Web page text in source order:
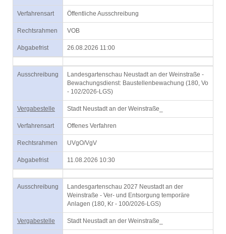
Verfahrensart Öffentliche Ausschreibung
Rechtsrahmen VOB
Abgabefrist 26.08.2026 11:00
Ausschreibung
Landesgartenschau Neustadt an der Weinstraße -
Bewachungsdienst: Baustellenbewachung (180, Vo
- 102/2026-LGS)
Vergabestelle Stadt Neustadt an der Weinstraße_
Verfahrensart Offenes Verfahren
Rechtsrahmen UVgO/VgV
Abgabefrist 11.08.2026 10:30
Ausschreibung
Landesgartenschau 2027 Neustadt an der
Weinstraße - Ver- und Entsorgung temporäre
Anlagen (180, Kr - 100/2026-LGS)
Vergabestelle Stadt Neustadt an der Weinstraße_